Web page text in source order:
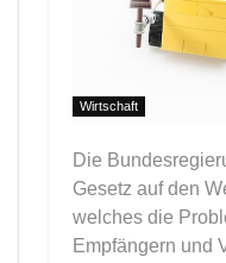
Wirtschaft
Die
Gesetz auf den
welches die
Empfängern und